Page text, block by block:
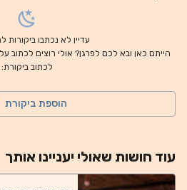
עדיין לא נכתבו ביקורות
הייתם כאן ובא לכם לפרגן? אולי רוצים לכתוב
לכתוב ביקורת:
הוספת ביקורת
עוד חושות שאולי יעניינו אותך